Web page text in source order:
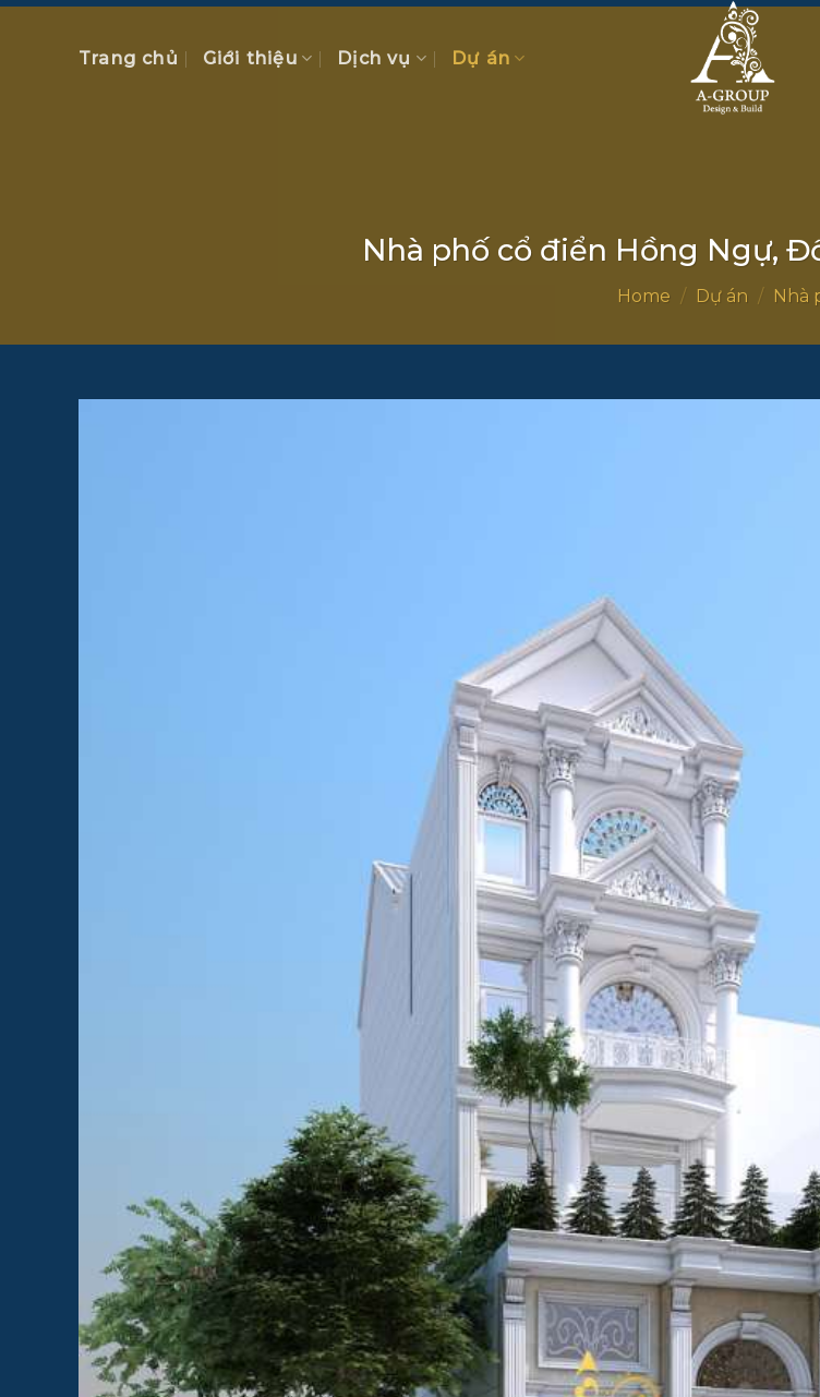
Chuyển
Trang chủ Giới thiệu Dịch vụ Dự án
Nhà phố cổ điển Hồng Ngự,
Home / Dự án / Nhà